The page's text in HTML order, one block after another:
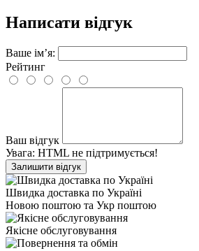
Написати відгук
Ваше ім’я:
Рейтинг
Ваш відгук
Увага: HTML не підтримується!
Залишити відгук
Швидка доставка по Україні
Новою поштою та Укр поштою
Якісне обслуговування